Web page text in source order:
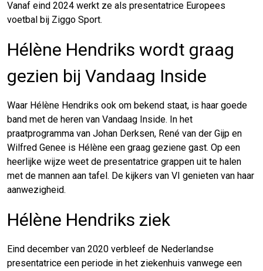
Vanaf eind 2024 werkt ze als presentatrice Europees
voetbal bij Ziggo Sport.
Hélène Hendriks wordt graag
gezien bij Vandaag Inside
Waar Hélène Hendriks ook om bekend staat, is haar goede
band met de heren van Vandaag Inside. In het
praatprogramma van Johan Derksen, René van der Gijp en
Wilfred Genee is Hélène een graag geziene gast. Op een
heerlijke wijze weet de presentatrice grappen uit te halen
met de mannen aan tafel. De kijkers van VI genieten van haar
aanwezigheid.
Hélène Hendriks ziek
Eind december van 2020 verbleef de Nederlandse
presentatrice een periode in het ziekenhuis vanwege een